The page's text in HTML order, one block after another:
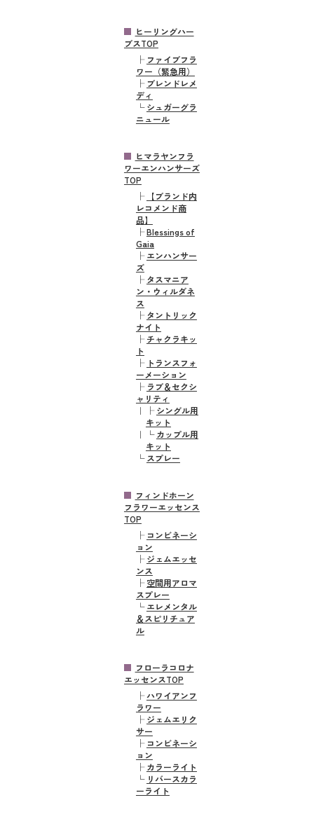
ヒーリングハー
ブスTOP
├ ファイブフラ
ワー（緊急用）
├ ブレンドレメ
ディ
└シュガーグラ
ニュール
ヒマラヤンフラ
ワーエンハンサーズ
TOP
├
【ブランド内
レコメンド商
品】
├Blessings of
Gaia
├ エンハンサー
ズ
├ タスマニア
ン・ウィルダネ
ス
├ タントリック
ナイト
├ チャクラキッ
ト
├ トランスフォ
ーメーション
├ ラブ＆セクシ
ャリティ
｜
├ シングル用
キット
｜
└カップル用
キット
└スプレー
フィンドホーン
フラワーエッセンス
TOP
├ コンビネーシ
ョン
├ ジェムエッセ
ンス
├ 空間用アロマ
スプレー
└エレメンタル
＆スピリチュア
ル
フローラコロナ
エッセンスTOP
├ハワイアンフ
ラワー
├ ジェムエリク
サー
├ コンビネーシ
ョン
├ カラーライト
└ リバースカラ
ーライト